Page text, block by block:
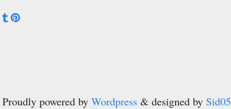
Proudly powered by Wordpress & designed by Sid05